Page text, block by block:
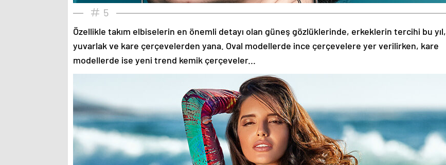
5
Özellikle takım elbiselerin en önemli detayı olan güneş gözlüklerinde, erkeklerin tercihi bu yıl,
yuvarlak ve kare çerçevelerden yana. Oval modellerde ince çerçevelere yer verilirken, kare
modellerde ise yeni trend kemik çerçeveler...